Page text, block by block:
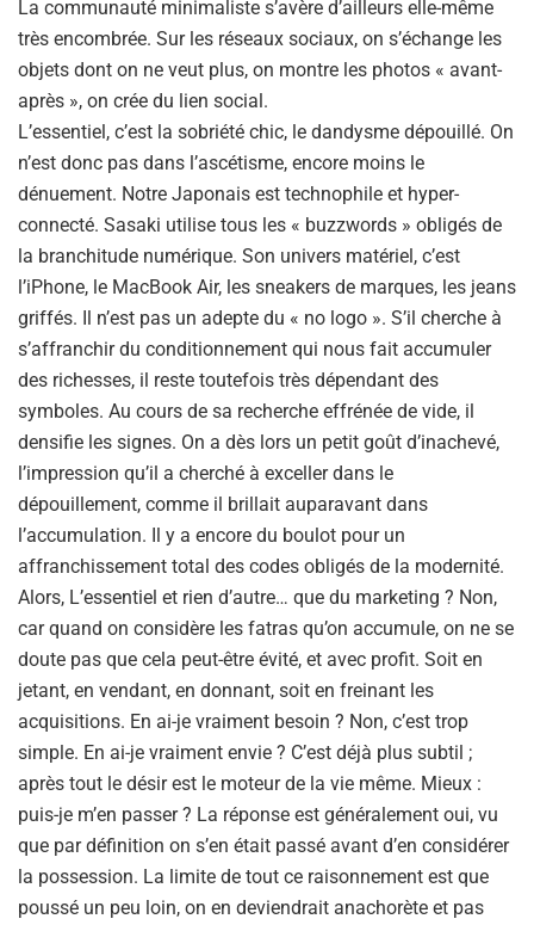
La communauté minimaliste s’avère d’ailleurs elle-même
très encombrée. Sur les réseaux sociaux, on s’échange les
objets dont on ne veut plus, on montre les photos « avant-
après », on crée du lien social.
L’essentiel, c’est la sobriété chic, le dandysme dépouillé. On
n’est donc pas dans l’ascétisme, encore moins le
dénuement. Notre Japonais est technophile et hyper-
connecté. Sasaki utilise tous les « buzzwords » obligés de
la branchitude numérique. Son univers matériel, c’est
l’iPhone, le MacBook Air, les sneakers de marques, les jeans
griffés. Il n’est pas un adepte du « no logo ». S’il cherche à
s’affranchir du conditionnement qui nous fait accumuler
des richesses, il reste toutefois très dépendant des
symboles. Au cours de sa recherche effrénée de vide, il
densifie les signes. On a dès lors un petit goût d’inachevé,
l’impression qu’il a cherché à exceller dans le
dépouillement, comme il brillait auparavant dans
l’accumulation. Il y a encore du boulot pour un
affranchissement total des codes obligés de la modernité.
Alors, L’essentiel et rien d’autre… que du marketing ? Non,
car quand on considère les fatras qu’on accumule, on ne se
doute pas que cela peut-être évité, et avec profit. Soit en
jetant, en vendant, en donnant, soit en freinant les
acquisitions. En ai-je vraiment besoin ? Non, c’est trop
simple. En ai-je vraiment envie ? C’est déjà plus subtil ;
après tout le désir est le moteur de la vie même. Mieux :
puis-je m’en passer ? La réponse est généralement oui, vu
que par définition on s’en était passé avant d’en considérer
la possession. La limite de tout ce raisonnement est que
poussé un peu loin, on en deviendrait anachorète et pas